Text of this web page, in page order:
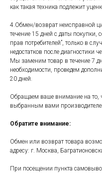
как такая техника подлежит
4.Обмен/возврат неисправной
течение 15 дней с даты покупки,
прав потребителей”, только в
недостатков после диагностики
Мы заменим товар в течение 7
необходимости, проведем
20 дней.
Обращаем ваше внимание на то,
выбранным вами
Обратите внимание:
Обмен или возврат товара
адресу: г. Москва,
При посещении пункта